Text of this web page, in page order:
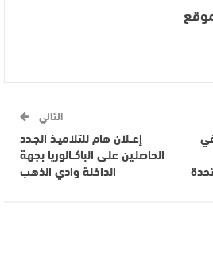
التالي
إعــلان هام للتلاميـذ الجـدد
الحاصلـين علـى الباكــالوريا بجهة
الداخلة وادي الذهب